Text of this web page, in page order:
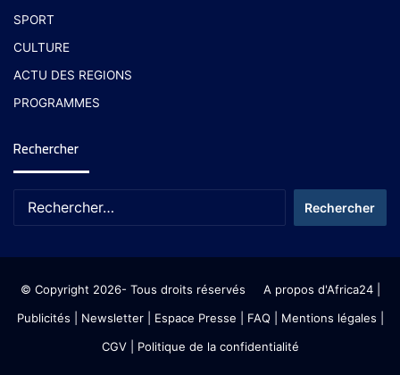
SPORT
CULTURE
ACTU DES REGIONS
PROGRAMMES
Rechercher
© Copyright 2026- Tous droits réservés A propos d'Africa24|
Publicités
Newsletter| Espace Presse | FAQ | Mentions légales
CGV| Politique de la confidentialité